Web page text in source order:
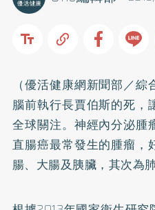
（優活健康網新聞部／
腦前執行長賈伯斯的死，
全球關注。神經內分泌腫
直腸癌最常發生的腫瘤，
腸、大腸及胰臟，其次為肺